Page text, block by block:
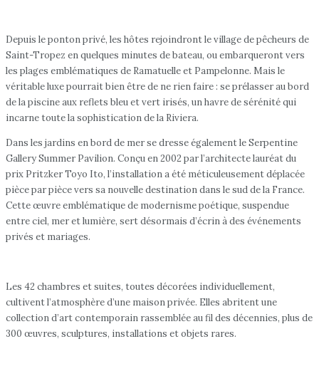
Depuis le ponton privé, les hôtes rejoindront le village de pêcheurs de
Saint-Tropez en quelques minutes de bateau, ou embarqueront vers
les plages emblématiques de Ramatuelle et Pampelonne. Mais le
véritable luxe pourrait bien être de ne rien faire : se prélasser au bord
de la piscine aux reflets bleu et vert irisés, un havre de sérénité qui
incarne toute la sophistication de la Riviera.
Dans les jardins en bord de mer se dresse également le Serpentine
Gallery Summer Pavilion. Conçu en 2002 par l’architecte lauréat du
prix Pritzker Toyo Ito, l’installation a été méticuleusement déplacée
pièce par pièce vers sa nouvelle destination dans le sud de la France.
Cette œuvre emblématique de modernisme poétique, suspendue
entre ciel, mer et lumière, sert désormais d’écrin à des événements
privés et mariages.
Les 42 chambres et suites, toutes décorées individuellement,
cultivent l’atmosphère d’une maison privée. Elles abritent une
collection d’art contemporain rassemblée au fil des décennies, plus de
300 œuvres, sculptures, installations et objets rares.